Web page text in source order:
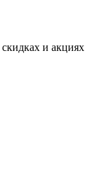
и акциях